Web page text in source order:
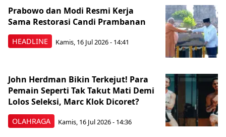
HEADLINE
Prabowo dan Modi Resmi Kerja
Sama Restorasi Candi Prambanan
Kamis, 16 Jul 2026 - 14:41
OLAHRAGA
John Herdman Bikin Terkejut! Para
Pemain Seperti Tak Takut Mati Demi
Lolos Seleksi, Marc Klok Dicoret?
Kamis, 16 Jul 2026 - 14:36